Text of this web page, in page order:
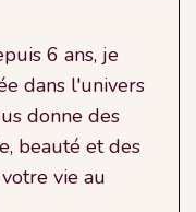
6 ans, je
dans l'univers
donne des
beauté et des
vie au